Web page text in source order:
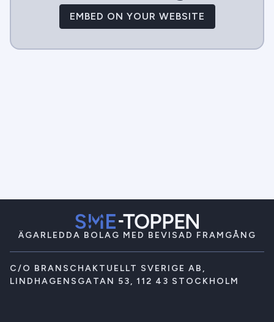
EMBED ON YOUR WEBSITE
ÄGARLEDDA BOLAG MED BEVISAD FRAMGÅNG
C/O BRANSCHAKTUELLT SVERIGE AB,
LINDHAGENSGATAN 53, 112 43 STOCKHOLM